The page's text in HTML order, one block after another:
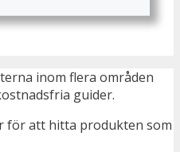
inom flera områden
guider.
för att hitta produkten som